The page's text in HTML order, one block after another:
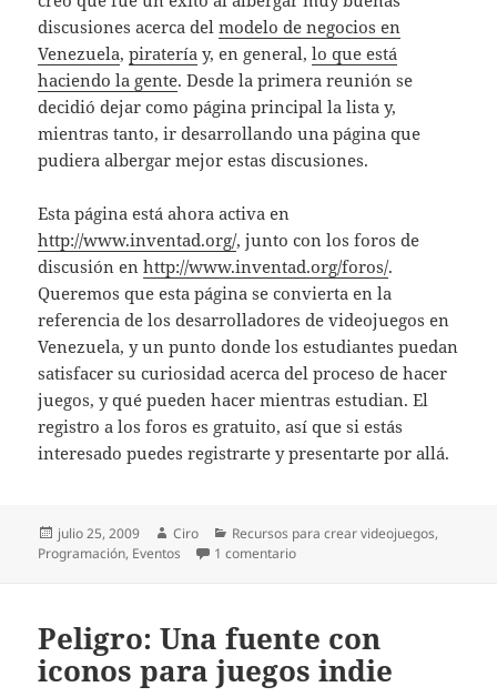
discusiones acerca delmodelo de negocios en
Venezuela,piratería y, en general,lo que está
haciendo la gente. Desde la primera reunión se
decidió dejar como página principal la lista y,
mientras tanto, ir desarrollando una página que
pudiera albergar mejor estas discusiones.
Esta página está ahora activa en
http://www.inventad.org/, junto con los foros de
discusión enhttp://www.inventad.org/foros/.
Queremos que esta página se convierta en la
referencia de los desarrolladores de videojuegos en
Venezuela, y un punto donde los estudiantes puedan
satisfacer su curiosidad acerca del proceso de hacer
juegos, y qué pueden hacer mientras estudian. El
registro a los foros es gratuito, así que si estás
interesado puedes registrarte y presentarte por allá.
Publicado
el
julio 25, 2009 Autor
Ciro Categorías
Recursos para crear videojuegos,
Programación, Eventos 1 comentarioen Presentación de INVENTAD
Peligro: Una fuente con
iconos para juegos indie